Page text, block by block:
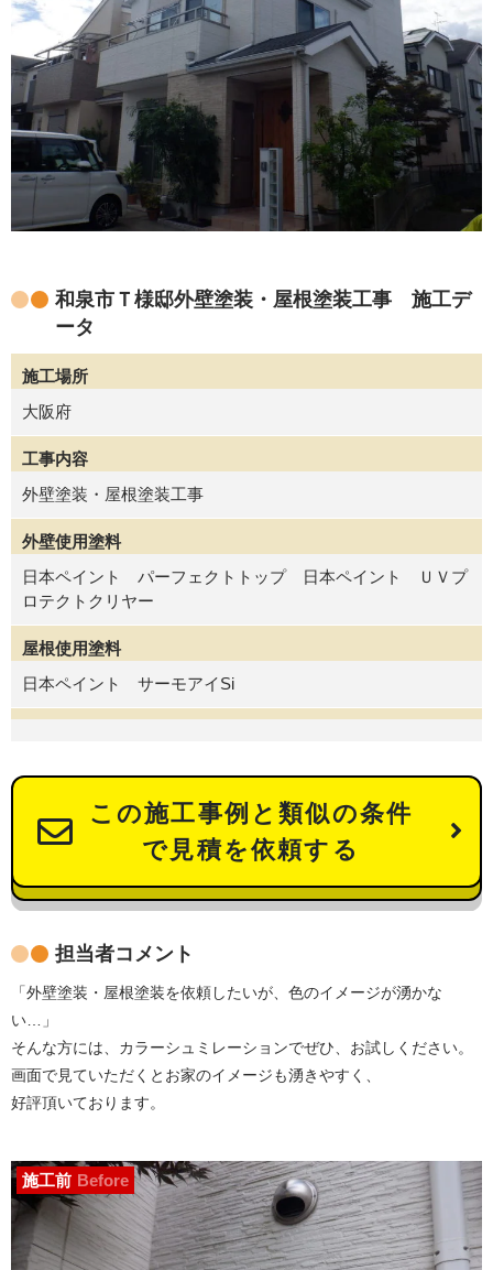
和泉市Ｔ様邸外壁塗装・屋根塗装工事 施工デ
ータ
施工場所
大阪府
工事内容
外壁塗装・屋根塗装工事
外壁使用塗料
日本ペイント パーフェクトトップ 日本ペイント ＵＶプ
ロテクトクリヤー
屋根使用塗料
日本ペイント サーモアイSi
この施工事例と類似の条件
で見積を依頼する
担当者コメント
「外壁塗装・屋根塗装を依頼したいが、色のイメージが湧かな
い…」
そんな方には、カラーシュミレーションでぜひ、お試しください。
画面で見ていただくとお家のイメージも湧きやすく、
好評頂いております。
施工前 Before